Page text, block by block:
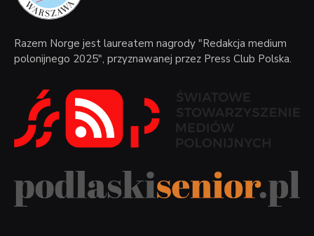
Razem Norge jest laureatem nagrody "Redakcja medium
polonijnego 2025", przyznawanej przez Press Club Polska.